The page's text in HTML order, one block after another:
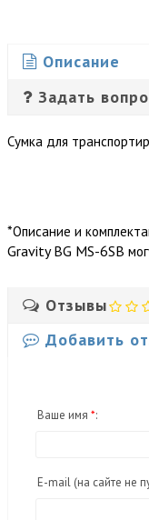
Описание
Задать
Сумка для
*Описание и
Gravity BG MS-6SB
Отзывы
Добавить
Ваше имя *:
E-mail (на сайте не